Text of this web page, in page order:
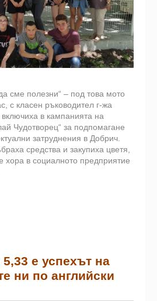
сме полезни“ – под това мото
с класен ръководител г-жа
в кампанията на
Чудотворец“ за подпомагане
затруднения в Добрич.
средства и закупиха цветя,
хора в социалното предприятие
е успехът на
ни по английски